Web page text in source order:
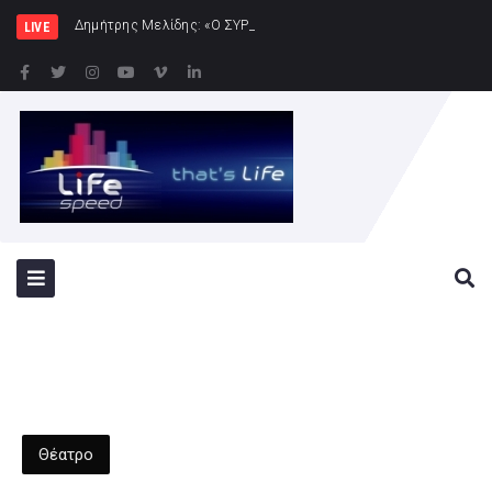
LIVE Δημήτρης Μελίδης: «Ο ΣΥΡΙΖΑ-ΠΣ είναι εδώ – πλήρ
Θέατρο